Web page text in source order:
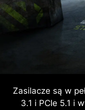
Zasilacze są w
3.1 i PCIe 5.1 i